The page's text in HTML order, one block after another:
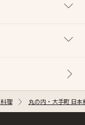
理 丸の内・大手町 日本